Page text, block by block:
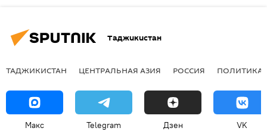
Таджикистан
ТАДЖИКИСТАН ЦЕНТРАЛЬНАЯ АЗИЯ РОССИЯ ПОЛИТИКА
Макс Telegram Дзен VK